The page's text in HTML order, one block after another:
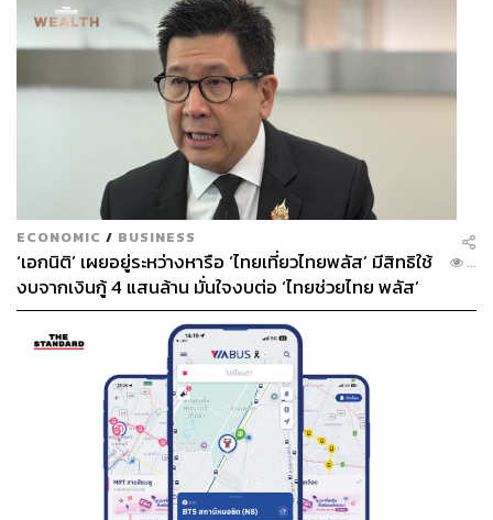
ส่วนเมนูไคเซกิที่เราได้ชิมในวันนี้ก็คือเนื้อวากิว A4 ย่างใบ
(3,800 บาท) ความพิเศษเริ่มต้นกันตั้งแต่เซ็ตติ้งบนโต๊ะ
ที่มีทั้งแผ่นรองและเซ็ตตะเกียบที่หรูหรามากกว่าปกติ ทั้งยังมี
โน้ตแจ้งรายการอาหารที่จะได้รับการเสิร์ฟมาอย่างเป็นลำดับ
เริ่มต้นด้วยจานเรียกน้ำย่อย ซึ่งมีทั้งหอยนางรมญี่ปุ่นสด กิน
กับซอสพอนสึสดชื่นดีเหลือเกิน ซาซิมิ 3 อย่าง ประกอบด้วยชู
โทโร่ ฮามาจิ และแซลมอน ด้านไข่ตุ๋นของเซ็ตไคเซกิ นอก
จากจะท็อปด้วยเอบิและอิคุระแล้ว ยังยกระดับให้หรูและ
พรีเมียมขึ้นด้วยหอยเชลล์
ECONOMIC / BUSINESS
‘เอกนิติ’ เผยอยู่ระหว่างหารือ ‘ไทยเที่ยวไทยพลัส’ มีสิทธิใช้
งบจากเงินกู้ 4 แสนล้าน มั่นใจงบต่อ ‘ไทยช่วยไทย พลัส’
เฟส 2 มีเพียงพอ
...